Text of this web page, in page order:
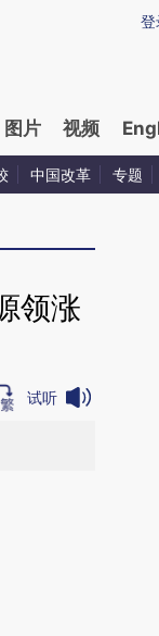
总结而成，可能与原
登
图片 视频
中国改革 专题
领涨
试听